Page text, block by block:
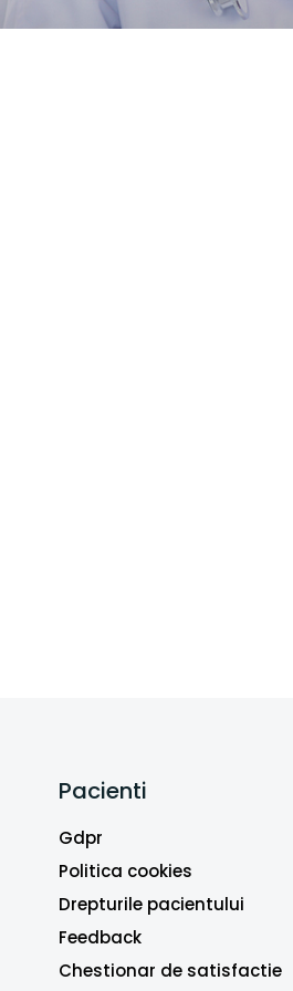
Pacienti
Gdpr
Politica cookies
Drepturile pacientului
Feedback
Chestionar de satisfactie